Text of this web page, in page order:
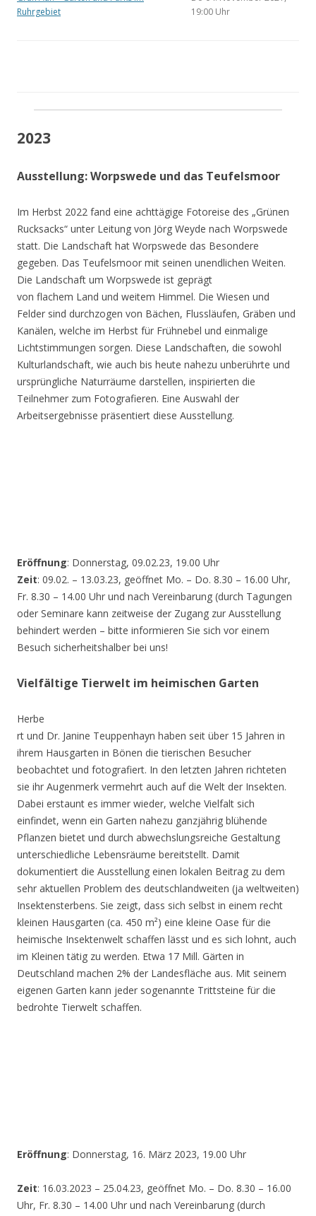
Ruhrgebiet
19:00 Uhr
2023
Ausstellung: Worpswede und das Teufelsmoor
Im Herbst 2022 fand eine achttägige Fotoreise des „Grünen
Rucksacks“ unter Leitung von Jörg Weyde nach Worpswede
statt. Die Landschaft hat Worpswede das Besondere
gegeben. Das Teufelsmoor mit seinen unendlichen Weiten.
Die Landschaft um Worpswede ist geprägt
von flachem Land und weitem Himmel. Die Wiesen und
Felder sind durchzogen von Bächen, Flussläufen, Gräben und
Kanälen, welche im Herbst für Frühnebel und einmalige
Lichtstimmungen sorgen. Diese Landschaften, die sowohl
Kulturlandschaft, wie auch bis heute nahezu unberührte und
ursprüngliche Naturräume darstellen, inspirierten die
Teilnehmer zum Fotografieren. Eine Auswahl der
Arbeitsergebnisse präsentiert diese Ausstellung.
Eröffnung: Donnerstag, 09.02.23, 19.00 Uhr
Zeit: 09.02. – 13.03.23, geöffnet Mo. – Do. 8.30 – 16.00 Uhr,
Fr. 8.30 – 14.00 Uhr und nach Vereinbarung (durch Tagungen
oder Seminare kann zeitweise der Zugang zur Ausstellung
behindert werden – bitte informieren Sie sich vor einem
Besuch sicherheitshalber bei uns!
Vielfältige Tierwelt im heimischen Garten
Herbe
rt und Dr. Janine Teuppenhayn haben seit über 15 Jahren in
ihrem Hausgarten in Bönen die tierischen Besucher
beobachtet und fotografiert. In den letzten Jahren richteten
sie ihr Augenmerk vermehrt auch auf die Welt der Insekten.
Dabei erstaunt es immer wieder, welche Vielfalt sich
einfindet, wenn ein Garten nahezu ganzjährig blühende
Pflanzen bietet und durch abwechslungsreiche Gestaltung
unterschiedliche Lebensräume bereitstellt. Damit
dokumentiert die Ausstellung einen lokalen Beitrag zu dem
sehr aktuellen Problem des deutschlandweiten (ja weltweiten)
Insektensterbens. Sie zeigt, dass sich selbst in einem recht
kleinen Hausgarten (ca. 450 m²) eine kleine Oase für die
heimische Insektenwelt schaffen lässt und es sich lohnt, auch
im Kleinen tätig zu werden. Etwa 17 Mill. Gärten in
Deutschland machen 2% der Landesfläche aus. Mit seinem
eigenen Garten kann jeder sogenannte Trittsteine für die
bedrohte Tierwelt schaffen.
Eröffnung: Donnerstag, 16. März 2023, 19.00 Uhr
Zeit: 16.03.2023 – 25.04.23, geöffnet Mo. – Do. 8.30 – 16.00
Uhr, Fr. 8.30 – 14.00 Uhr und nach Vereinbarung (durch